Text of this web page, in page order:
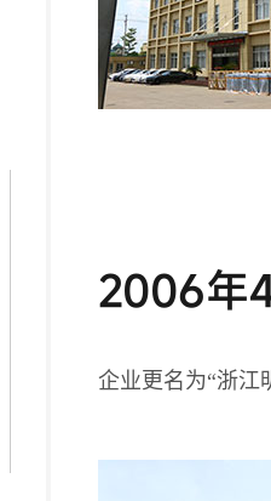
2006年
企业更名为“浙江